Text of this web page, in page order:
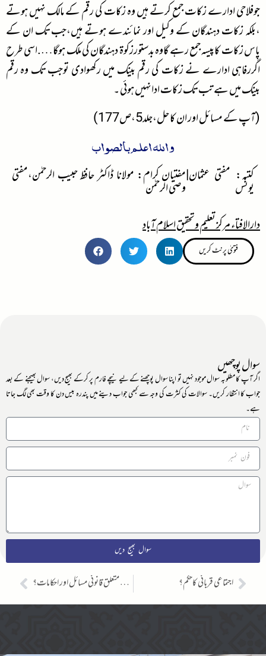
سوال پوچھیں
اگر آپ کا مطلوبہ سوال موجود نہیں تو اپنا سوال پوچھنے کے لیے نیچے فارم پر کرکے بھیج دیں، سوال بھیجنے کے بعد
جواب کا انتظار کریں۔ سوالات کی کثرت کی وجہ سے کبھی جواب دینے میں پندرہ بیس دن کا وقت بھی لگ جاتا
ہے۔
سوال بھیج دیں
جوفلاحی ادارے زکات جمع کرتے ہیں وہ زکات کی رقم کے مالک نہیں ہوتے
،بلکہ زکات دہندگان کے وکیل اور نمائندے ہوتے ہیں،جب تک ان کے
پاس زکات کاپیسہ جمع رہے گاوہ بدستورزکوۃ دہندگان کی ملک ہوگا….اسی طرح
اگررفاہی ادارے نے زکات کی رقم بینک میں رکھوادی توجب تک وہ رقم
بینک میں ہے تب تک زکات ادانہیں ہوئی ۔
(آپ کے مسائل اور ان کا حل،جلد5،ص177)
واللہ اعلم بالصواب
کتبہ: مفتی عثمان
یونس
|مفتیان کرام: مولانا ڈاکٹر حافظ حبیب الرحمٰن،مفتی
وصی الرحمٰن
دارالافتاء مرکز تعلیم وتحقیق اسلام آباد
فتویٰ پرنٹ کریں
نکاح سے متعلق قانونی مسائل اور احکامات؟ اجتماعی قربانی کاحکم؟